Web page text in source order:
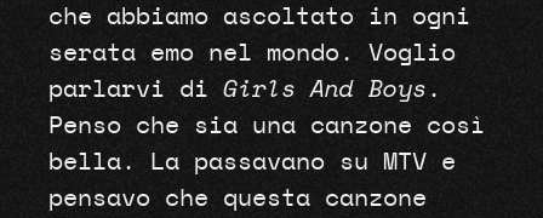
che abbiamo ascoltato in ogni
serata emo nel mondo. Voglio
parlarvi di Girls And Boys .
Penso che sia una canzone così
bella. La passavano su MTV e
pensavo che questa canzone